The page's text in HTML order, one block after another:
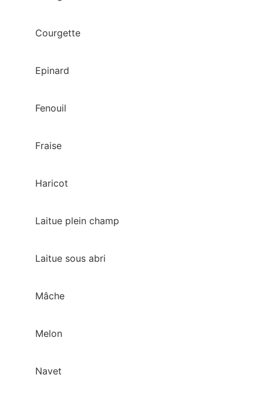
Courgette
Epinard
Fenouil
Fraise
Haricot
Laitue plein champ
Laitue sous abri
Mâche
Melon
Navet